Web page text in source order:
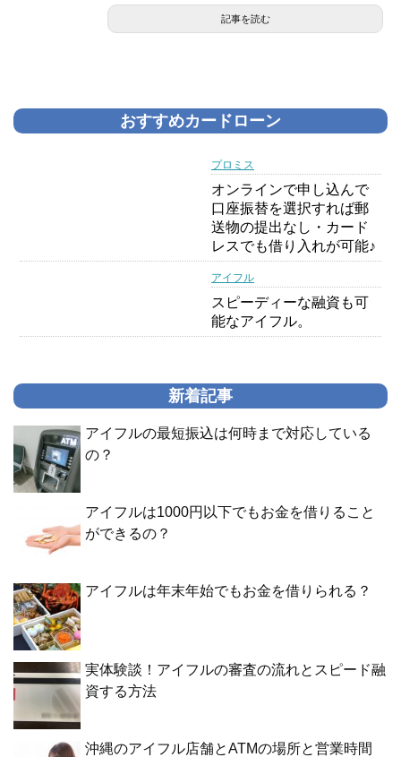
記事を読む
おすすめカードローン
プロミス
オンラインで申し込んで
口座振替を選択すれば郵
送物の提出なし・カード
レスでも借り入れが可能♪
アイフル
スピーディーな融資も可
能なアイフル。
新着記事
アイフルの最短振込は何時まで対応している
の？
アイフルは1000円以下でもお金を借りること
ができるの？
アイフルは年末年始でもお金を借りられる？
実体験談！アイフルの審査の流れとスピード融
資する方法
沖縄のアイフル店舗とATMの場所と営業時間